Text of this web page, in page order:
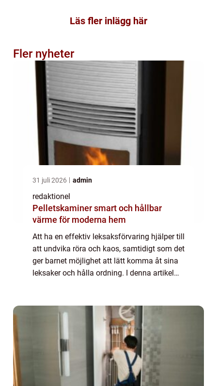
Läs fler inlägg här
Fler nyheter
31 juli 2026 admin
redaktionel
Pelletskaminer smart och hållbar
värme för moderna hem
Att ha en effektiv leksaksförvaring hjälper till
att undvika röra och kaos, samtidigt som det
ger barnet möjlighet att lätt komma åt sina
leksaker och hålla ordning. I denna artikel